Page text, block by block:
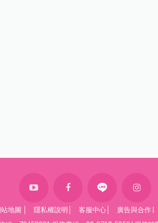
地圖 隱私權說明 客服中心 廣告與合作